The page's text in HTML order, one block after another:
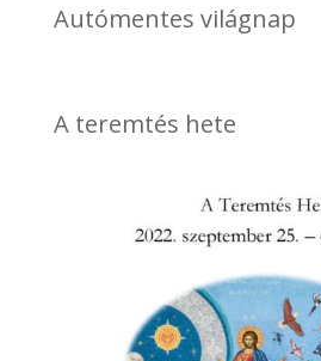
Autómentes világnap
A teremtés hete